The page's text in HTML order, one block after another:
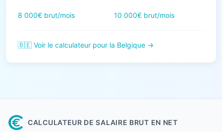
8 000€ brut/mois 10 000€ brut/mois
🇧🇪 Voir le calculateur pour la Belgique →
CALCULATEUR DE SALAIRE BRUT EN NET